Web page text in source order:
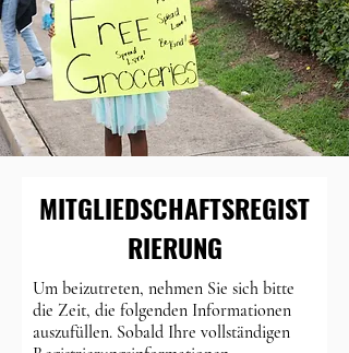
MITGLIEDSCHAFTSREGIST
RIERUNG
Um beizutreten, nehmen Sie sich bitte
die Zeit, die folgenden Informationen
auszufüllen. Sobald Ihre vollständigen